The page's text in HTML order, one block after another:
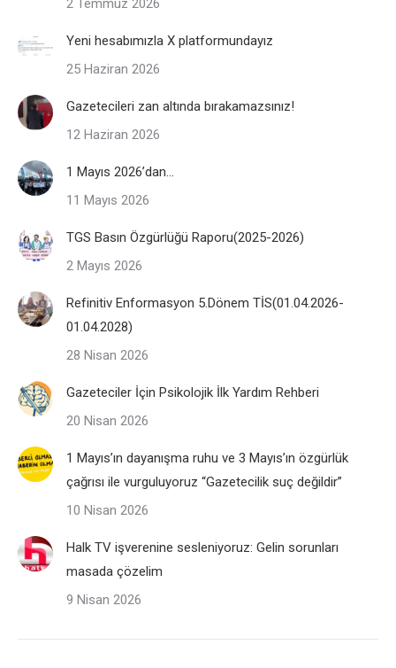
2 Temmuz 2026
Yeni hesabımızla X platformundayız
25 Haziran 2026
Gazetecileri zan altında bırakamazsınız!
12 Haziran 2026
1 Mayıs 2026’dan…
11 Mayıs 2026
TGS Basın Özgürlüğü Raporu(2025-2026)
2 Mayıs 2026
Refinitiv Enformasyon 5.Dönem TİS(01.04.2026-
01.04.2028)
28 Nisan 2026
Gazeteciler İçin Psikolojik İlk Yardım Rehberi
20 Nisan 2026
1 Mayıs’ın dayanışma ruhu ve 3 Mayıs’ın özgürlük
çağrısı ile vurguluyoruz “Gazetecilik suç değildir”
10 Nisan 2026
Halk TV işverenine sesleniyoruz: Gelin sorunları
masada çözelim
9 Nisan 2026